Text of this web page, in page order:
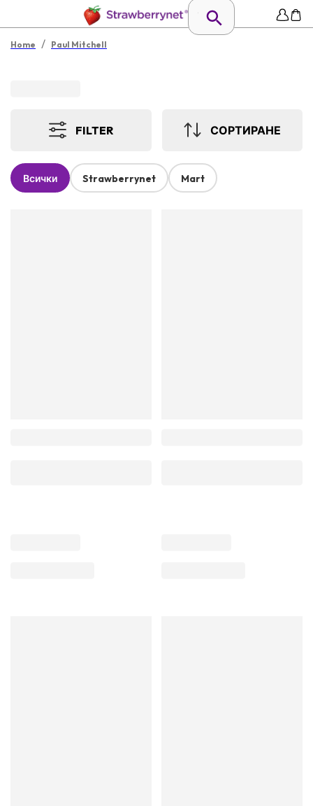
Home / Paul Mitchell
FILTER СОРТИРАНЕ
Всички Strawberrynet Mart